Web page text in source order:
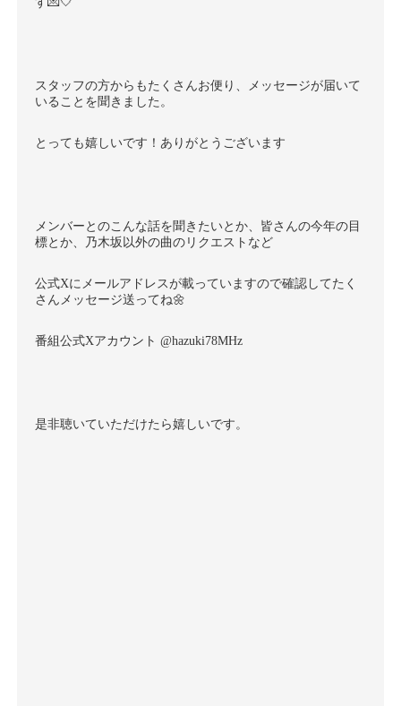
スタッフの方からもたくさんお便り、メッセージが届いて
いることを聞きました。
とっても嬉しいです！ありがとうございます
メンバーとのこんな話を聞きたいとか、皆さんの今年の目
標とか、乃木坂以外の曲のリクエストなど
公式Xにメールアドレスが載っていますので確認してたく
さんメッセージ送ってね🌼
番組公式Xアカウント @hazuki78MHz
是非聴いていただけたら嬉しいです。